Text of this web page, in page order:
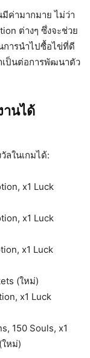
ค่ามากมาย ไม่ว่า
ต่างๆ ซึ่งจะช่วย
การนำไปซื้อไข่ที่ดี
เป็นต่อการพัฒนาตัว
นได้
ลในเกมได้:
x1 Luck
x1 Luck
x1 Luck
(ใหม่)
x1 Luck
150 Souls, x1
หม่)